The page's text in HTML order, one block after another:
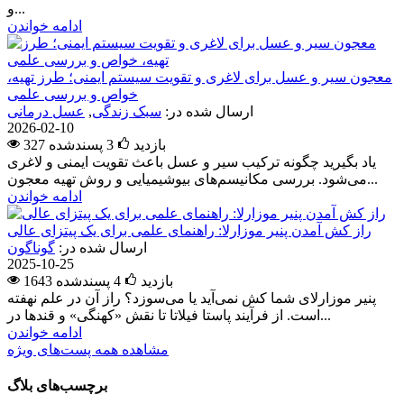
و...
ادامه خواندن
معجون سیر و عسل برای لاغری و تقویت سیستم ایمنی؛ طرز تهیه،
خواص و بررسی علمی
ارسال شده در: سبک زندگی, عسل درمانی
2026-02-10
327 بازدید
3 پسندشده
یاد بگیرید چگونه ترکیب سیر و عسل باعث تقویت ایمنی و لاغری
می‌شود. بررسی مکانیسم‌های بیوشیمیایی و روش تهیه معجون...
ادامه خواندن
راز کش آمدن پنیر موزارلا: راهنمای علمی برای یک پیتزای عالی
ارسال شده در: گوناگون
2025-10-25
1643 بازدید
4 پسندشده
پنیر موزارلای شما کش نمی‌آید یا می‌سوزد؟ راز آن در علم نهفته
است. از فرآیند پاستا فیلاتا تا نقش «کهنگی» و قندها در...
ادامه خواندن
مشاهده همه پست‌های ویژه
برچسب‌های بلاگ